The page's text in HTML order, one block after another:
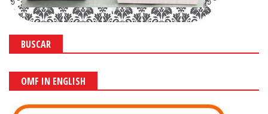
BUSCAR
OMF IN ENGLISH